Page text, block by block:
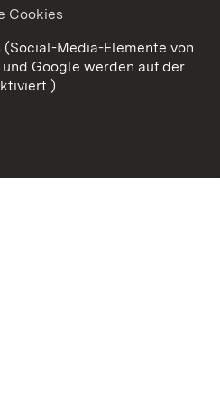
Barrierefreiheit
Cookies
Cookies
Media-Elemente von
Google werden auf der